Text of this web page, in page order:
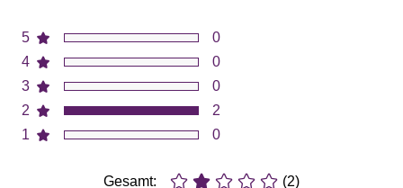
5
4
3
2
1
0
0
0
2
0
Gesamt: (2)